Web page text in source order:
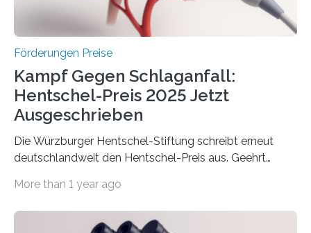
Überplanmäßige Verpflichtungsermächtigungen in
Förderungen Preise
Kampf Gegen Schlaganfall:
Hentschel-Preis 2025 Jetzt
Ausgeschrieben
Die Würzburger Hentschel-Stiftung schreibt erneut
deutschlandweit den Hentschel-Preis aus. Geehrt
hochrangige wissenschaftliche Publikation zum Thema
Schlaganfall“ mit Sitz in Würzburg fördert die
More than 1 year ago